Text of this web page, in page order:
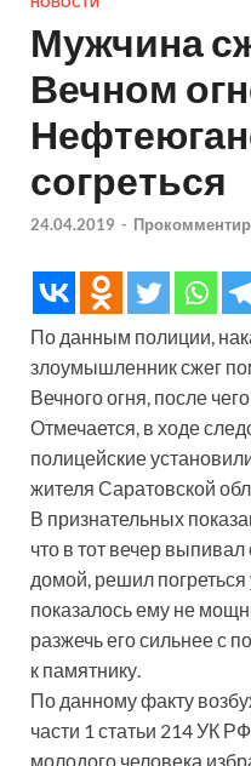
Мужчина
Вечном
согреться
24.04.2019 -
По данным полиции,
злоумышленник сжег
Вечного огня, после
Отмечается, в ходе
полицейские
жителя Саратовской
В признательных
что в тот вечер
домой, решил
показалось ему не
разжечь его сильнее с
к памятнику.
По данному факту
части 1 статьи 214 УК
молодого человека